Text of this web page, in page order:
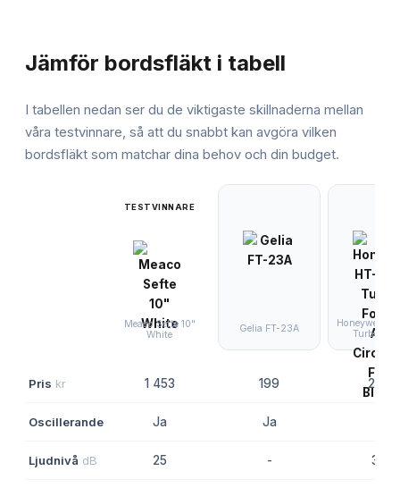
Jämför bordsfläkt i tabell
I tabellen nedan ser du de viktigaste skillnaderna mellan
våra testvinnare, så att du snabbt kan avgöra vilken
bordsfläkt som matchar dina behov och din budget.
TESTVINNARE
Meaco Sefte 10"
White
Gelia FT-23A
Honeywell
Turbo
Pris kr 1 453 199 246
Oscillerande Ja Ja
Ljudnivå dB 25 - 39